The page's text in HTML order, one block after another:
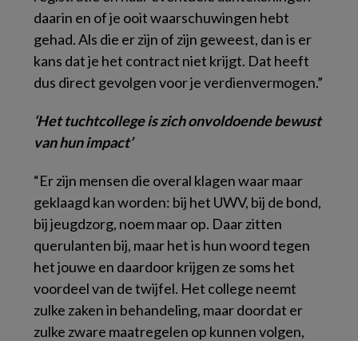
daarin en of je ooit waarschuwingen hebt
gehad. Als die er zijn of zijn geweest, dan is er
kans dat je het contract niet krijgt. Dat heeft
dus direct gevolgen voor je verdienvermogen.”
‘Het tuchtcollege is zich onvoldoende bewust
van hun impact’
“Er zijn mensen die overal klagen waar maar
geklaagd kan worden: bij het UWV, bij de bond,
bij jeugdzorg, noem maar op. Daar zitten
querulanten bij, maar het is hun woord tegen
het jouwe en daardoor krijgen ze soms het
voordeel van de twijfel. Het college neemt
zulke zaken in behandeling, maar doordat er
zulke zware maatregelen op kunnen volgen,